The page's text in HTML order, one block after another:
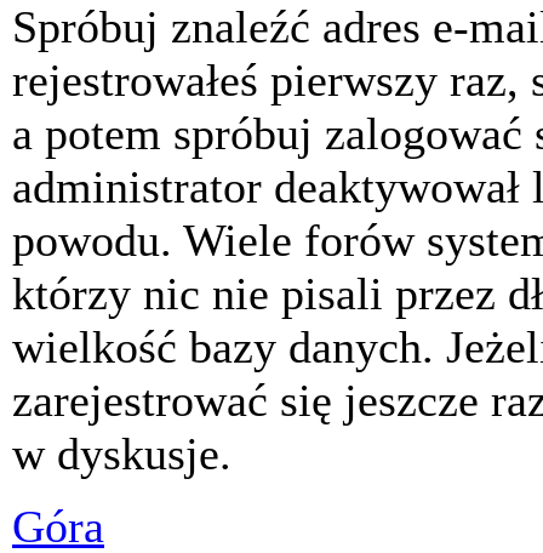
Spróbuj znaleźć adres e-
rejestrowałeś pierwszy
a potem spróbuj
administrator deaktywował
powodu. Wiele forów
którzy nic nie pisali przez
wielkość bazy danych.
zarejestrować się jeszcze
w dyskusje.
Góra